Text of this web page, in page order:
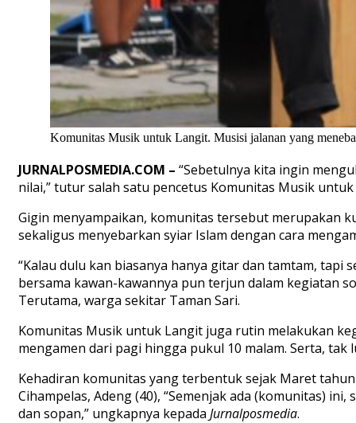
Komunitas Musik untuk Langit. Musisi jalanan yang
JURNALPOSMEDIA.COM – “Sebetulnya kita ingin
nilai,” tutur salah satu pencetus Komunitas Musik
Gigin menyampaikan, komunitas tersebut merupakan
sekaligus menyebarkan syiar Islam dengan cara
“Kalau dulu kan biasanya hanya gitar dan tamtam, tapi
bersama kawan-kawannya pun terjun dalam kegiatan
Terutama, warga sekitar Taman Sari.
Komunitas Musik untuk Langit juga rutin melakukan
mengamen dari pagi hingga pukul 10 malam. Serta,
Kehadiran komunitas yang terbentuk sejak Maret
Cihampelas, Adeng (40), “Semenjak ada (komunitas)
dan sopan,” ungkapnya kepada Jurnalposmedia.